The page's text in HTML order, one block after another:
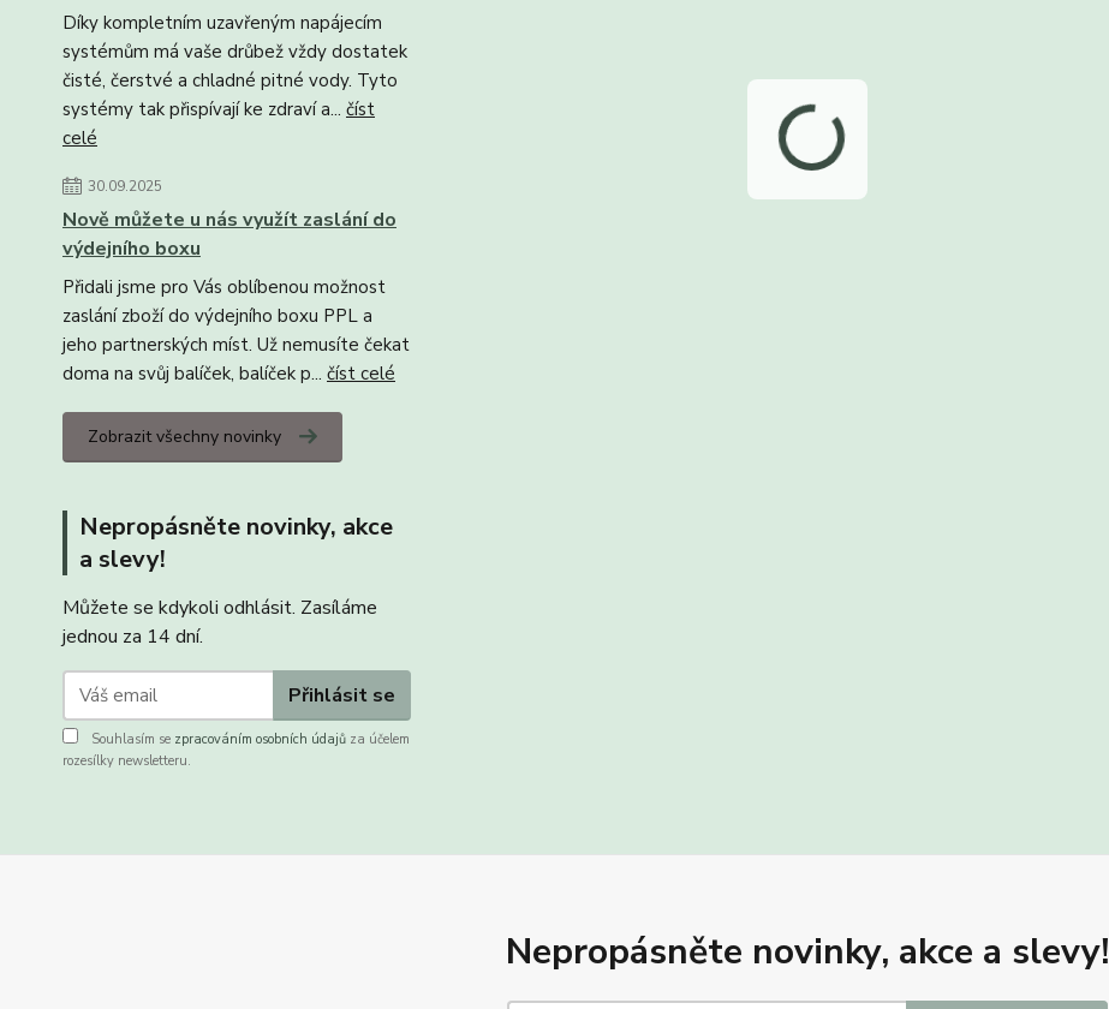
Díky kompletním uzavřeným napájecím
systémům má vaše drůbež vždy dostatek
čisté, čerstvé a chladné pitné vody. Tyto
systémy tak přispívají ke zdraví a... číst
celé
30.09.2025
Nově můžete u nás využít zaslání do
výdejního boxu
Přidali jsme pro Vás oblíbenou možnost
zaslání zboží do výdejního boxu PPL a
jeho partnerských míst. Už nemusíte čekat
doma na svůj balíček, balíček p... číst celé
Zobrazit všechny novinky
Nepropásněte novinky, akce
a slevy!
Můžete se kdykoli odhlásit. Zasíláme
jednou za 14 dní.
Přihlásit se
Souhlasím se zpracováním osobních údajů za účelem
rozesílky newsletteru.
Nepropásněte novinky, akce a slevy!